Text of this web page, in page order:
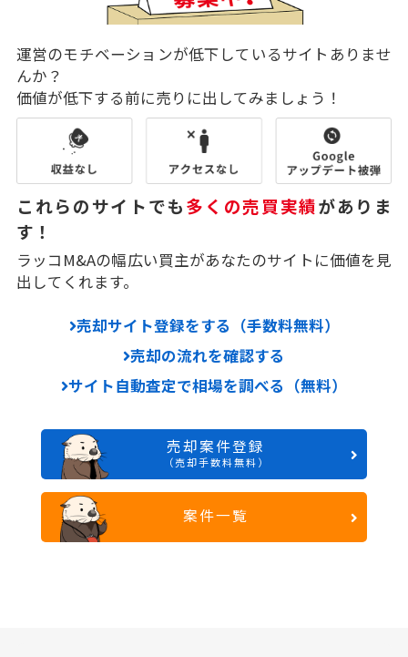
運営のモチベーションが低下しているサイトありませ
んか？
価値が低下する前に売りに出してみましょう！
これらのサイトでも多くの売買実績がありま
す！
ラッコM&Aの幅広い買主があなたのサイトに価値を見
出してくれます。
売却サイト登録をする（手数料無料）
売却の流れを確認する
サイト自動査定で相場を調べる（無料）
売却案件登録
（売却手数料無料）
案件一覧